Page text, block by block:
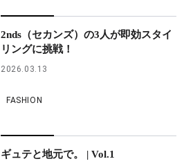
2nds（セカンズ）の3人が即効スタイ
リングに挑戦！
2026.03.13
FASHION
ギュテと地元で。 | Vol.1